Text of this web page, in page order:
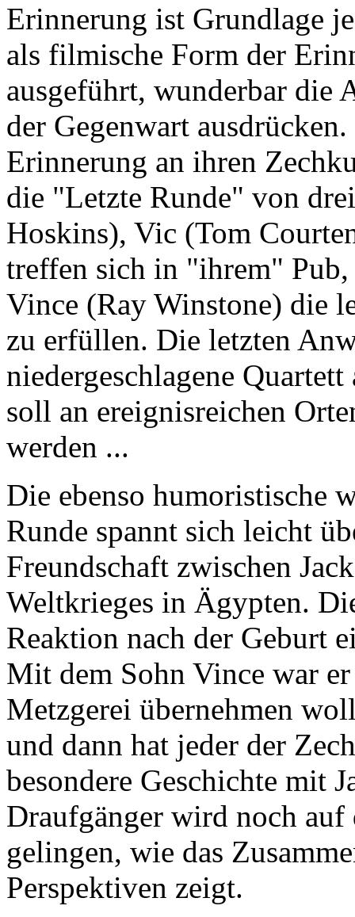
Erinnerung ist Grundlage
als filmische Form der
ausgeführt, wunderbar die
der Gegenwart
Erinnerung an ihren
die "Letzte Runde" von
Hoskins), Vic (Tom
treffen sich in "ihrem" Pub,
Vince (Ray Winstone) die
zu erfüllen. Die letzten
niedergeschlagene
soll an ereignisreichen
werden ...
Die ebenso humoristische
Runde spannt sich leicht
Freundschaft zwischen
Weltkrieges in Ägypten.
Reaktion nach der Geburt
Mit dem Sohn Vince war
Metzgerei übernehmen
und dann hat jeder der
besondere Geschichte mit
Draufgänger wird noch auf
gelingen, wie das
Perspektiven zeigt.